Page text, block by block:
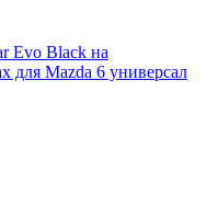
Evo Black на
для Mazda 6 универсал